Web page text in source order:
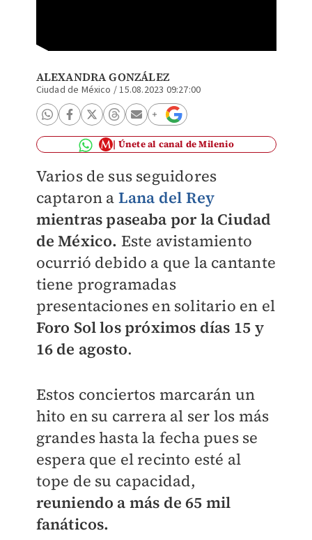
ALEXANDRA GONZÁLEZ
Ciudad de México /15.08.2023 09:27:00
Únete al canal de Milenio
Varios de sus seguidores
captaron a Lana del Rey
mientras paseaba por la Ciudad
de México. Este avistamiento
ocurrió debido a que la cantante
tiene programadas
presentaciones en solitario en el
Foro Sol los próximos días 15 y
16 de agosto.
Estos conciertos marcarán un
hito en su carrera al ser los más
grandes hasta la fecha pues se
espera que el recinto esté al
tope de su capacidad,
reuniendo a más de 65 mil
fanáticos.